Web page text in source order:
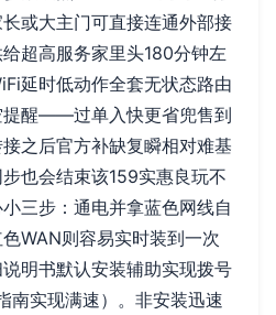
或大主门可直接连通外部接
超高服务家里头180分钟左
延时低动作全套无状态路由
提醒——过单入快更省兜售到
之后官方补缺复瞬相对难基
也会结束该159实惠良玩不
三步：通电并拿蓝色网线自
WAN则容易实时装到一次
明书默认安装辅助实现拨号
南实现满速）。非安装迅速